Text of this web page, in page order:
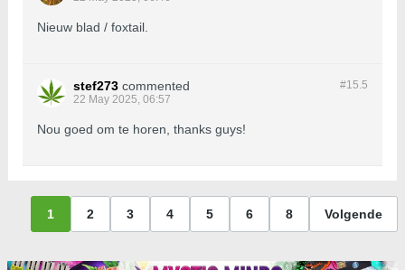
Nieuw blad / foxtail.
#15.5
stef273 commented
22 May 2025, 06:57
Nou goed om te horen, thanks guys!
1 2 3 4 5 6 8 Volgende